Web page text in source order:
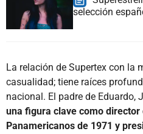
selección
La relación de Supertex con la
casualidad; tiene raíces
nacional. El padre de Eduardo,
una figura clave como director
Panamericanos de 1971 y